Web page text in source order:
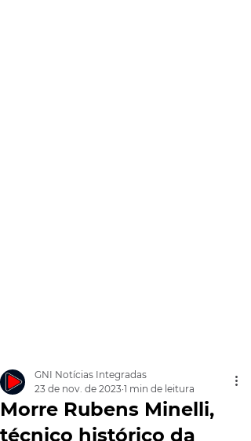
Morre Rubens Minelli,
técnico histórico da
GNI Notícias Integradas
23 de nov. de 2023 1 min de leitura